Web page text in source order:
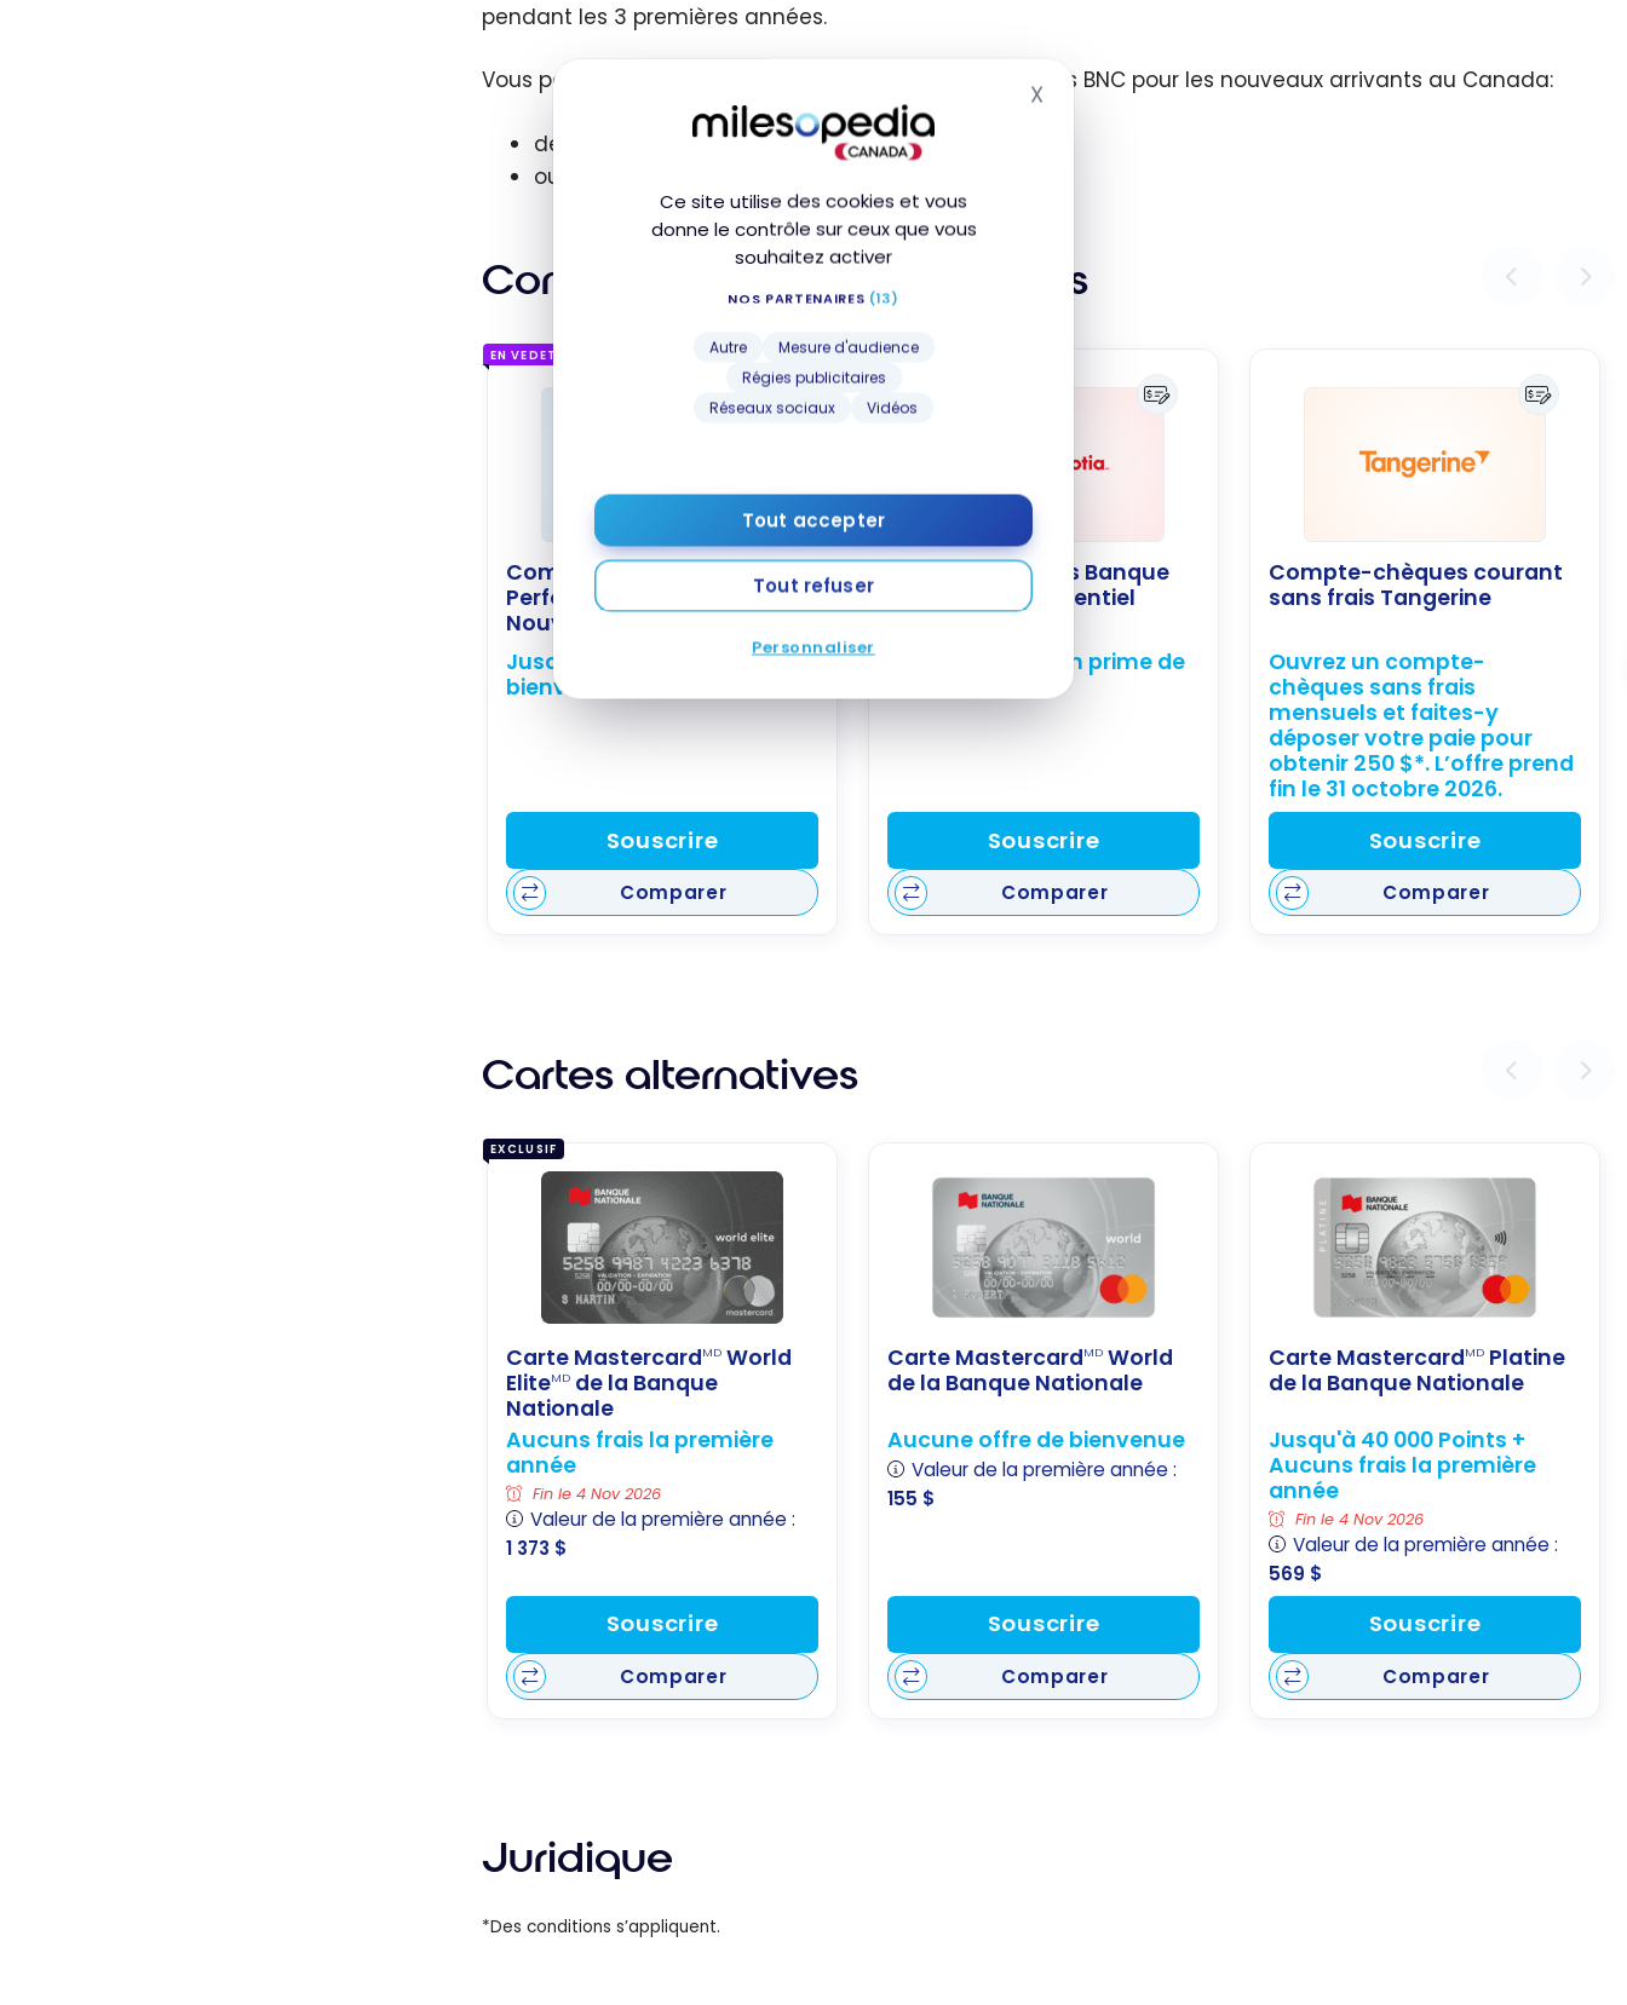
Ce site utilise des cookies et vous
donne le contrôle sur ceux que vous
souhaitez activer
NOS PARTENAIRES (13)
Autre
Mesure d'audience
Régies publicitaires
Réseaux sociaux
Vidéos
Tout accepter
Tout refuser
Personnaliser
XMasquer le bandeau des cookies
pendant les 3 premières années.
Vous pouvez procéder à l’ouverture du Compte chèques BNC pour les nouveaux arrivants au Canada:
depuis votre pays d’origine
ou jusqu’à 5 ans après votre arrivée au Canada!
Comptes bancaires alternatifs
EN VEDETTE
Compte chèques BMO
Performance pour
Nouveaux Arrivants
Jusqu'à 900 $ en prime de
bienvenue*
Souscrire
Comparer
EN VEDETTE
Compte chèques Banque
Scotia Forfait Essentiel
Jusqu'à 1 000 $ en prime de
Souscrire
Comparer
Compte-chèques courant
sans frais Tangerine
Ouvrez un compte-
chèques sans frais
mensuels et faites-y
déposer votre paie pour
obtenir 250 $*. L’offre prend
fin le 31 octobre 2026.
Souscrire
Comparer
Cartes alternatives
EXCLUSIF
Carte MastercardMD World
EliteMD de la Banque
Nationale
Aucuns frais la première
année
Fin le 4 Nov 2026
Valeur de la première année :
1 373 $
Souscrire
Comparer
Carte MastercardMD World
de la Banque Nationale
Aucune offre de bienvenue
Valeur de la première année :
155 $
Souscrire
Comparer
Carte MastercardMD Platine
de la Banque Nationale
Jusqu'à 40 000 Points +
Aucuns frais la première
année
Fin le 4 Nov 2026
Valeur de la première année :
569 $
Souscrire
Comparer
Juridique
*Des conditions s’appliquent.